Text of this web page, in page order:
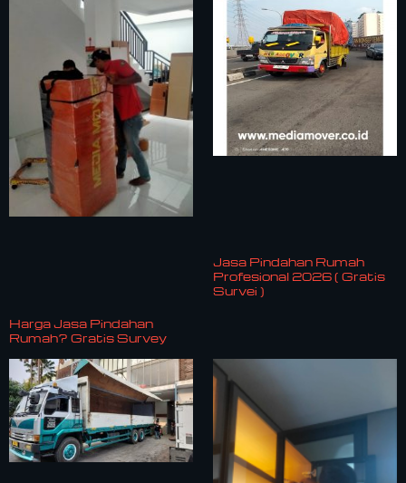
Harga Jasa Pindahan
Rumah? Gratis Survey
Jasa Pindahan Rumah
Profesional 2026 ( Gratis
Survei )